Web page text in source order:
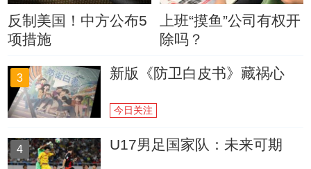
反制美国！中方公布5
项措施
上班“摸鱼”公司有权开
除吗？
3 新版《防卫白皮书》藏祸心
今日关注
4 U17男足国家队：未来可期